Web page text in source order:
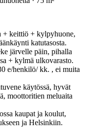
+ keittiö + kylpyhuone,
katutasosta.
järvelle päin, pihalla
+ kylmä ulkovarasto.
e/henkilö/ kk. , ei muita
käytössä, hyvät
moottoritien meluaita
kaupat ja koulut,
ja Helsinkiin.